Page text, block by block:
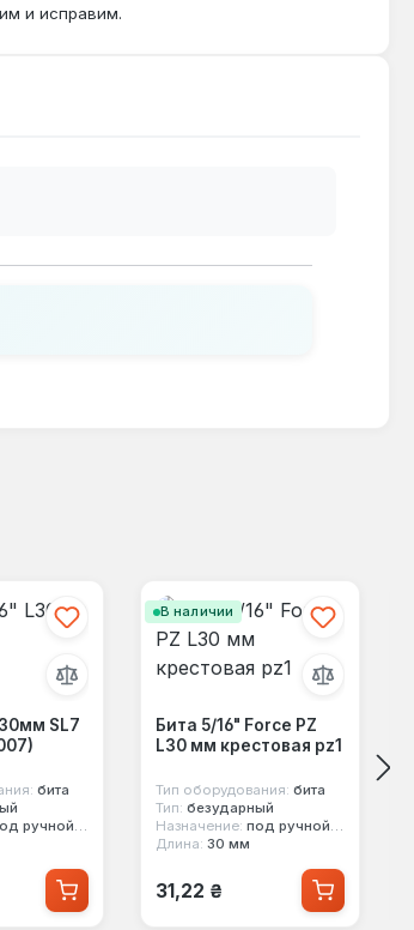
и исправим.
SL7
бита
ручной инструмент
В наличии
Бита 5/16" Force PZ
L30 мм крестовая pz1
Тип оборудования: бита
Тип: безударный
Назначение: под ручной инструмент
Длина: 30 мм
Обычная цена:
31,22 ₴